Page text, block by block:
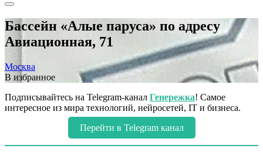
Бассейн «Алые паруса» по адресу
Авиационная, 71
Москва
В избранное
Подписывайтесь на Telegram-канал Генережка! Самое
интересное из мира технологий, нейросетей, IT и бизнеса.
Перейти в Telegram канал